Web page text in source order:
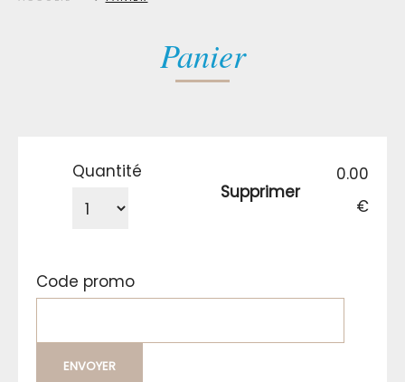
Panier
Quantité
Supprimer
0.00
€
Code promo
ENVOYER